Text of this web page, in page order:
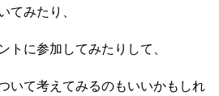
てみたり、
トに参加してみたりして、
いて考えてみるのもいいかもしれ